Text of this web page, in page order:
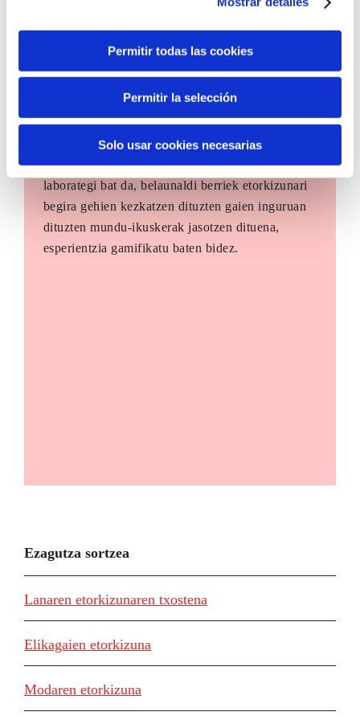
Permitir todas las cookies
Permitir la selección
Solo usar cookies necesarias
The Future Game
The Future Game gazteen parte-hartzerako
laborategi bat da, belaunaldi berriek etorkizunari
begira gehien kezkatzen dituzten gaien inguruan
dituzten mundu-ikuskerak jasotzen dituena,
esperientzia gamifikatu baten bidez.
Ezagutza sortzea
Lanaren etorkizunaren txostena
Elikagaien etorkizuna
Modaren etorkizuna